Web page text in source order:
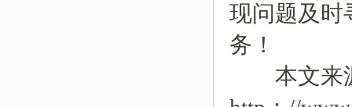
现问题及时
务！
本文来